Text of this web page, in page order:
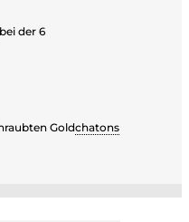
bei der 6
Goldchatons